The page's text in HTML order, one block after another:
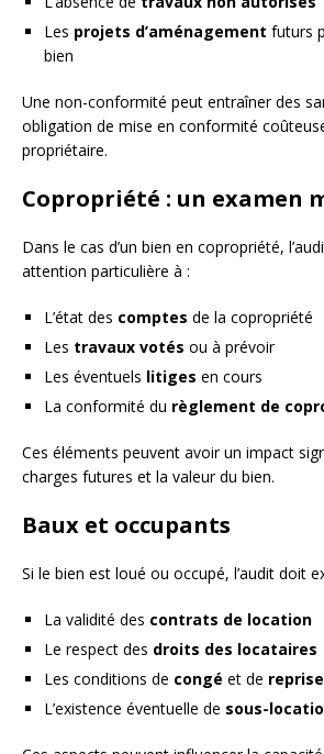
Les projets d’aménagement futurs
bien
Une non-conformité peut entraîner des
obligation de mise en conformité
propriétaire.
Copropriété : un examen
Dans le cas d’un bien en copropriété,
attention particulière à :
L’état des comptes de la copropriété
Les travaux votés ou à prévoir
Les éventuels litiges en cours
La conformité du règlement de
Ces éléments peuvent avoir un impact
charges futures et la valeur du bien.
Baux et occupants
Si le bien est loué ou occupé, l’audit doit
La validité des contrats de location
Le respect des droits des locataires
Les conditions de congé et de reprise
L’existence éventuelle de sous-